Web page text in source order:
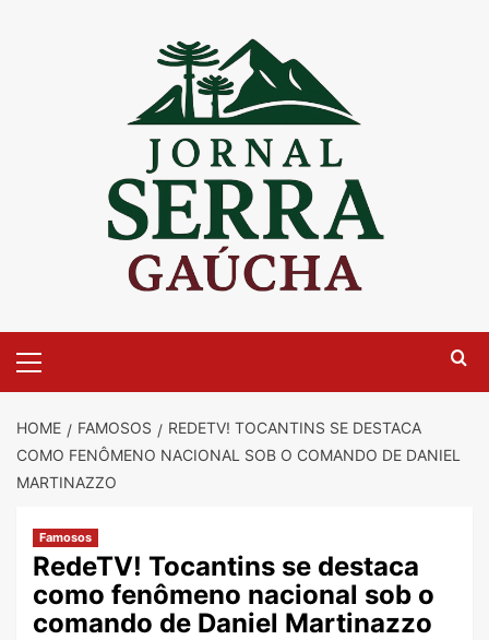
Menu
HOME FAMOSOS
REDETV! TOCANTINS SE DESTACA
COMO FENÔMENO NACIONAL SOB O COMANDO DE DANIEL
MARTINAZZO
Famosos
RedeTV! Tocantins se destaca
como fenômeno nacional sob o
comando de Daniel Martinazzo